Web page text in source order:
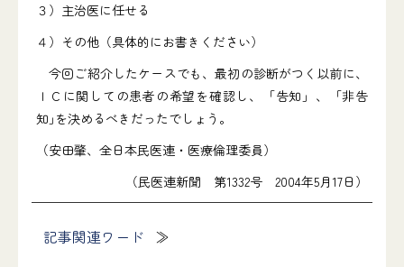
３）主治医に任せる
４）その他（具体的にお書きください）
今回ご紹介したケースでも、最初の診断がつく以前に、
ＩＣに関しての患者の希望を確認し、「告知」、「非告
知｣を決めるべきだったでしょう｡
（安田肇、全日本民医連・医療倫理委員）
（民医連新聞 第1332号 2004年5月17日）
記事関連ワード